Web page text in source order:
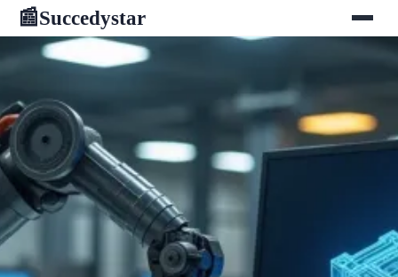
📰Succedystar